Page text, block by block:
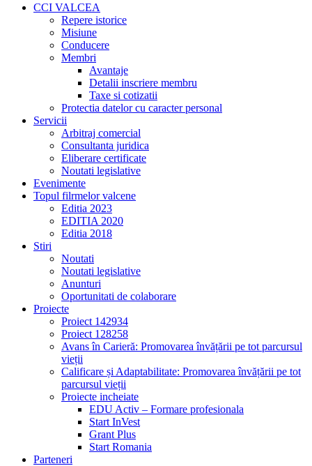
CCI VALCEA
Repere istorice
Misiune
Conducere
Membri
Avantaje
Detalii inscriere membru
Taxe si cotizatii
Protectia datelor cu caracter personal
Servicii
Arbitraj comercial
Consultanta juridica
Eliberare certificate
Noutati legislative
Evenimente
Topul filrmelor valcene
Editia 2023
EDITIA 2020
Editia 2018
Stiri
Noutati
Noutati legislative
Anunturi
Oportunitati de colaborare
Proiecte
Proiect 142934
Proiect 128258
Avans în Carieră: Promovarea învățării pe tot parcursul
vieții
Calificare și Adaptabilitate: Promovarea învățării pe tot
parcursul vieții
Proiecte incheiate
EDU Activ – Formare profesionala
Start InVest
Grant Plus
Start Romania
Parteneri